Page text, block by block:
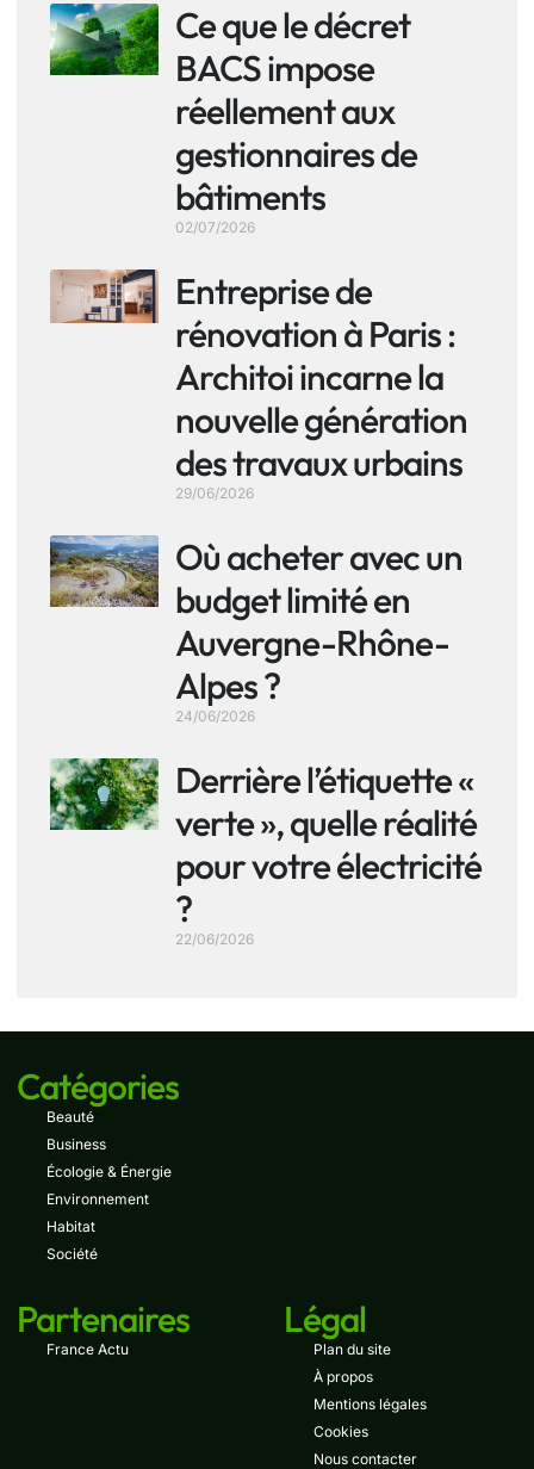
Ce que le décret
BACS impose
réellement aux
gestionnaires de
bâtiments
02/07/2026
Entreprise de
rénovation à Paris :
Architoi incarne la
nouvelle génération
des travaux urbains
29/06/2026
Où acheter avec un
budget limité en
Auvergne-Rhône-
Alpes ?
24/06/2026
Derrière l’étiquette «
verte », quelle réalité
pour votre électricité
?
22/06/2026
Catégories
Beauté
Business
Écologie & Énergie
Environnement
Habitat
Société
Partenaires
France Actu
Légal
Plan du site
À propos
Mentions légales
Cookies
Nous contacter